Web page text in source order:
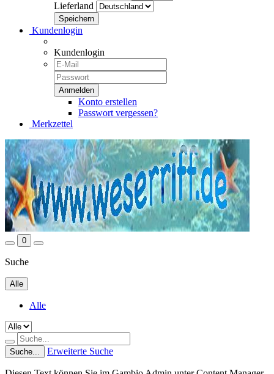
Lieferland
Kundenlogin
Kundenlogin
Konto erstellen
Passwort vergessen?
Merkzettel
0
Suche
Alle
Alle
Suche... Erweiterte Suche